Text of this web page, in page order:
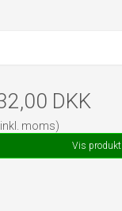
DKK
moms)
Vis produkt